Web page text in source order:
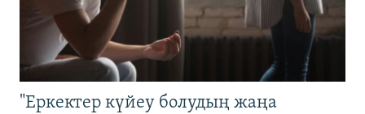
"Еркектер күйеу болудың жаңа